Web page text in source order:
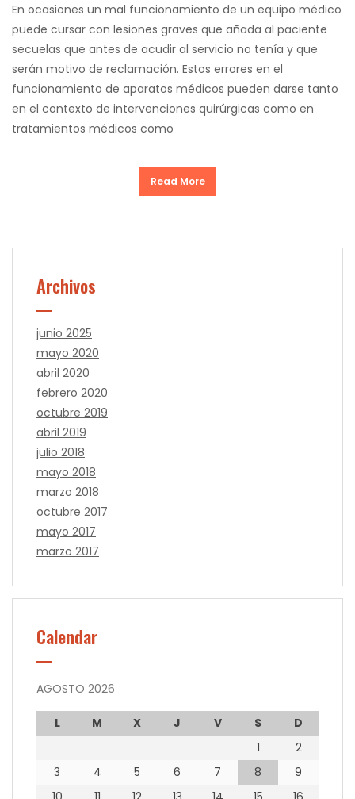
En ocasiones un mal funcionamiento de un equipo médico
puede cursar con lesiones graves que añada al paciente
secuelas que antes de acudir al servicio no tenía y que
serán motivo de reclamación. Estos errores en el
funcionamiento de aparatos médicos pueden darse tanto
en el contexto de intervenciones quirúrgicas como en
tratamientos médicos como
Read More
Archivos
junio 2025
mayo 2020
abril 2020
febrero 2020
octubre 2019
abril 2019
julio 2018
mayo 2018
marzo 2018
octubre 2017
mayo 2017
marzo 2017
Calendar
AGOSTO 2026
L M X J V S
D
1
2
3
4 5 6 7 8
9